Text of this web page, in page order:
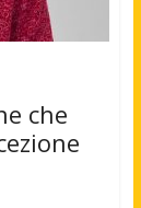
che